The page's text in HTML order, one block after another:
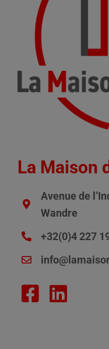
La Maison
Avenue de
Wandre
+32(0)4 227